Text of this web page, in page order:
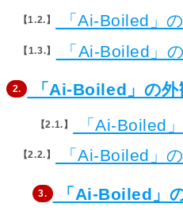
1.2. 「Ai-Boiled」
1.3. 「Ai-Boiled」
2. 「Ai-Boiled」の外
2.1. 「Ai-Boiled
2.2. 「Ai-Boiled」
3. 「Ai-Boiled」